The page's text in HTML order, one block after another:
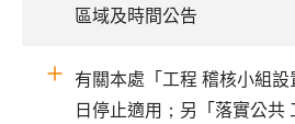
區域及時間公告
有關本處「工程 稽核小組
日停止適用；另「落實公共